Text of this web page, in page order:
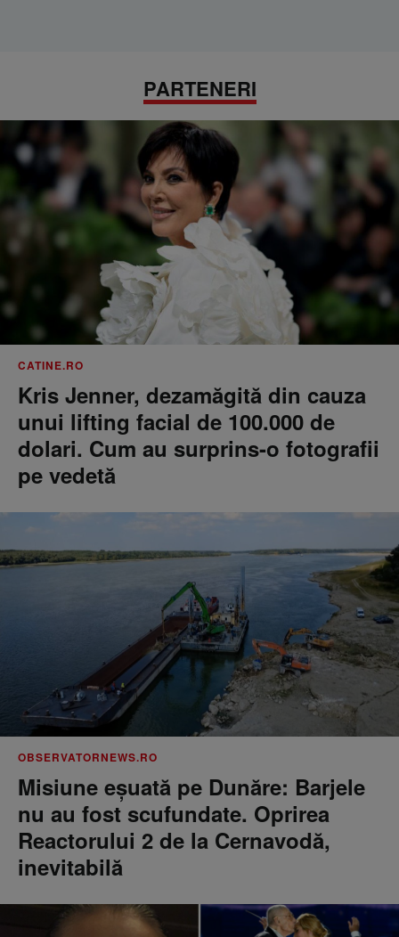
PARTENERI
CATINE.RO
Kris Jenner, dezamăgită din cauza
unui lifting facial de 100.000 de
dolari. Cum au surprins-o fotografii
pe vedetă
OBSERVATORNEWS.RO
Misiune eșuată pe Dunăre: Barjele
nu au fost scufundate. Oprirea
Reactorului 2 de la Cernavodă,
inevitabilă